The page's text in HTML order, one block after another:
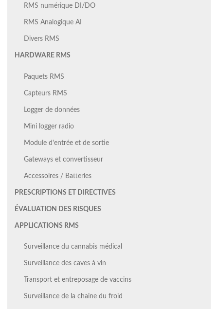
RMS numérique DI/DO
RMS Analogique AI
Divers RMS
HARDWARE RMS
Paquets RMS
Capteurs RMS
Logger de données
Mini logger radio
Module d'entrée et de sortie
Gateways et convertisseur
Accessoires / Batteries
PRESCRIPTIONS ET DIRECTIVES
ÉVALUATION DES RISQUES
APPLICATIONS RMS
Surveillance du cannabis médical
Surveillance des caves à vin
Transport et entreposage de vaccins
Surveillance de la chaine du froid